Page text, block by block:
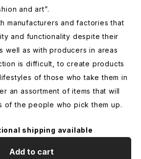
and art”.
manufacturers and factories that
and functionality despite their
well as with producers in areas
is difficult, to create products
of those who take them in
an assortment of items that will
of the people who pick them up.
shipping available
Add to cart